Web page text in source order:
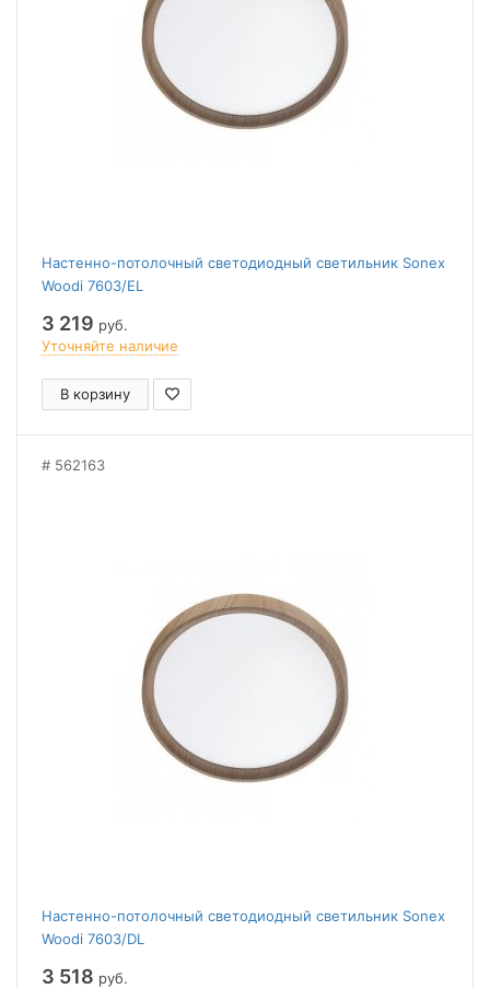
Настенно-потолочный светодиодный светильник Sonex
Woodi 7603/EL
3 219 руб.
Уточняйте наличие
В корзину
562163
Настенно-потолочный светодиодный светильник Sonex
Woodi 7603/DL
3 518 руб.